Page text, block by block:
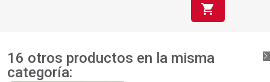
shopping_cart
16 otros productos en la misma
categoría: